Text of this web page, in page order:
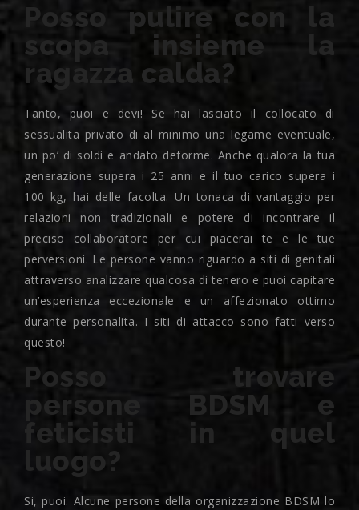
Posso pulire con la
scopa insieme la
ragazza calda?
Tanto, puoi e devi! Se hai lasciato il collocato di
sessualita privato di al minimo una legame eventuale,
un po’ di soldi e andato deforme. Anche qualora la tua
generazione supera i 25 anni e il tuo carico supera i
100 kg, hai delle facolta. Un tonaca di vantaggio per
relazioni non tradizionali e potere di incontrare il
preciso collaboratore per cui piacerai te e le tue
perversioni. Le persone vanno riguardo a siti di genitali
attraverso analizzare qualcosa di tenero e puoi capitare
un’esperienza eccezionale e un affezionato ottimo
durante personalita. I siti di attacco sono fatti verso
questo!
Posso trovare
persone BDSM e
feticisti in quel
luogo?
Si, puoi. Alcune persone della organizzazione BDSM lo